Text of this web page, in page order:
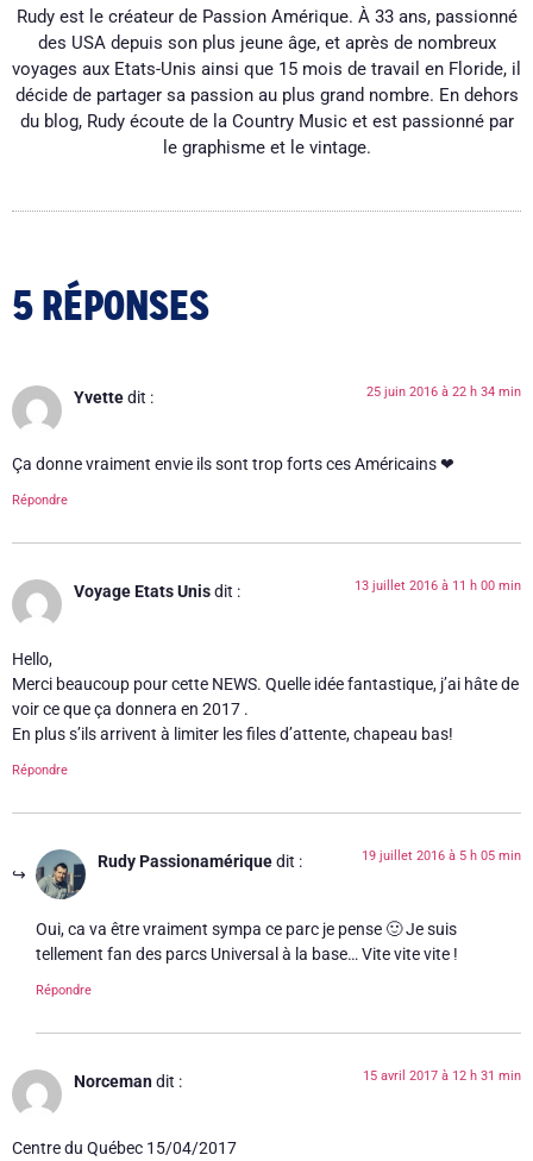
Rudy est le créateur de Passion Amérique. À 33 ans, passionné
des USA depuis son plus jeune âge, et après de nombreux
voyages aux Etats-Unis ainsi que 15 mois de travail en Floride, il
décide de partager sa passion au plus grand nombre. En dehors
du blog, Rudy écoute de la Country Music et est passionné par
le graphisme et le vintage.
5 RÉPONSES
Yvettedit : 25 juin 2016 à 22 h 34 min
Ça donne vraiment envie ils sont trop forts ces Américains ❤
Répondre
Voyage Etats Unisdit : 13 juillet 2016 à 11 h 00 min
Hello,
Merci beaucoup pour cette NEWS. Quelle idée fantastique, j’ai hâte de
voir ce que ça donnera en 2017 .
En plus s’ils arrivent à limiter les files d’attente, chapeau bas!
Répondre
Rudy Passionamériquedit : 19 juillet 2016 à 5 h 05 min
Oui, ca va être vraiment sympa ce parc je pense 🙂 Je suis
tellement fan des parcs Universal à la base… Vite vite vite !
Répondre
Norcemandit : 15 avril 2017 à 12 h 31 min
Centre du Québec 15/04/2017